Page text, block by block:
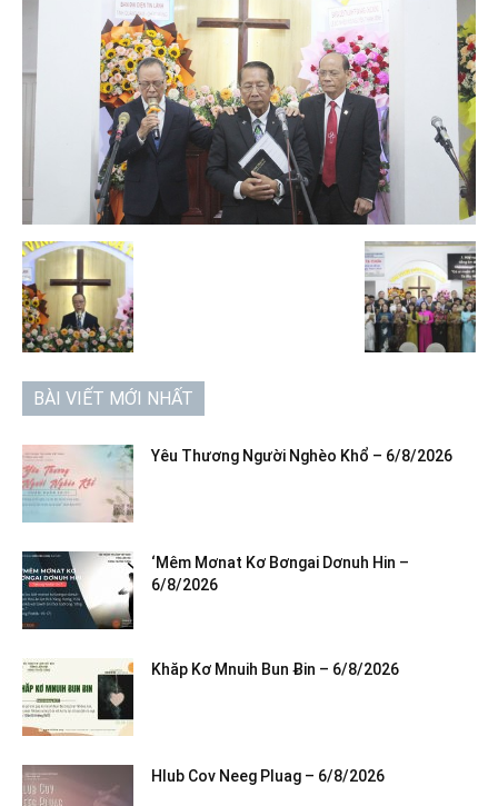
BÀI VIẾT MỚI NHẤT
Yêu Thương Người Nghèo Khổ – 6/8/2026
‘Mêm Mơnat Kơ Bơngai Dơnuh Hin –
6/8/2026
Khăp Kơ Mnuih Bun Ƀin – 6/8/2026
Hlub Cov Neeg Pluag – 6/8/2026